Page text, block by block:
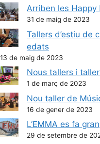
Arriben les Happy
31 de maig de 2023
Tallers d’estiu de
edats
13 de maig de 2023
Nous tallers i
1 de març de 2023
Nou taller de
16 de gener de 2023
L’EMMA es fa gran
29 de setembre de